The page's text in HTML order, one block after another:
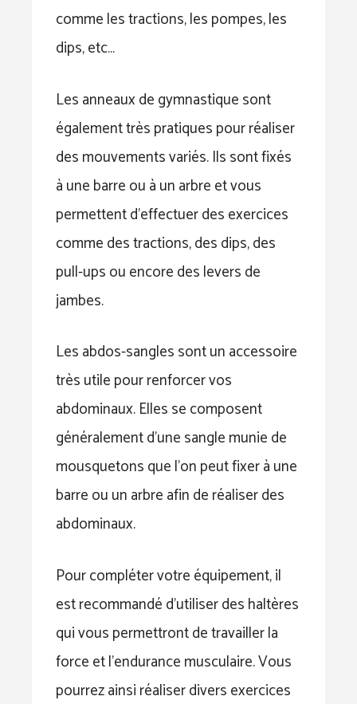
comme les tractions, les pompes, les
dips, etc…
Les anneaux de gymnastique sont
également très pratiques pour réaliser
des mouvements variés. Ils sont fixés
à une barre ou à un arbre et vous
permettent d’effectuer des exercices
comme des tractions, des dips, des
pull-ups ou encore des levers de
jambes.
Les abdos-sangles sont un accessoire
très utile pour renforcer vos
abdominaux. Elles se composent
généralement d’une sangle munie de
mousquetons que l’on peut fixer à une
barre ou un arbre afin de réaliser des
abdominaux.
Pour compléter votre équipement, il
est recommandé d’utiliser des haltères
qui vous permettront de travailler la
force et l’endurance musculaire. Vous
pourrez ainsi réaliser divers exercices